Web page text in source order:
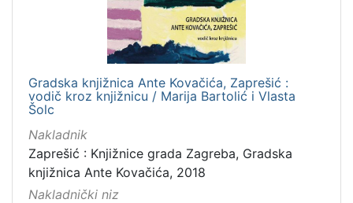
Gradska knjižnica Ante Kovačića, Zaprešić :
vodič kroz knjižnicu / Marija Bartolić i Vlasta
Šolc
Nakladnik
Zaprešić : Knjižnice grada Zagreba, Gradska
knjižnica Ante Kovačića, 2018
Nakladnički niz